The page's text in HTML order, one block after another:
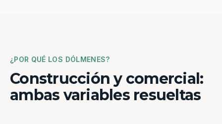
¿POR QUÉ LOS DÓLMENES?
Construcción y comercial:
ambas variables resueltas